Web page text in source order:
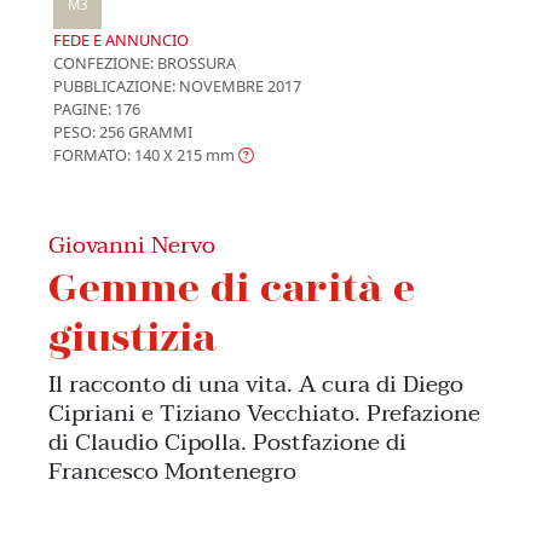
M3
FEDE E ANNUNCIO
CONFEZIONE: BROSSURA
PUBBLICAZIONE: NOVEMBRE 2017
PAGINE: 176
PESO: 256 GRAMMI
FORMATO: 140 X 215 mm
Giovanni Nervo
Gemme di carità e
giustizia
Il racconto di una vita. A cura di Diego
Cipriani e Tiziano Vecchiato. Prefazione
di Claudio Cipolla. Postfazione di
Francesco Montenegro